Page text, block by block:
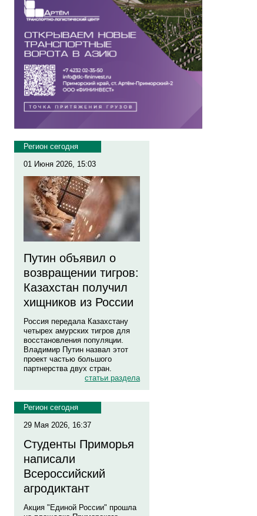
Регион сегодня
01 Июня 2026, 15:03
Путин объявил о
возвращении тигров:
Казахстан получил
хищников из России
Россия передала Казахстану
четырех амурских тигров для
восстановления популяции.
Владимир Путин назвал этот
проект частью большого
партнерства двух стран.
статьи раздела
Регион сегодня
29 Мая 2026, 16:37
Студенты Приморья
написали
Всероссийский
агродиктант
Акция "Единой России" прошла